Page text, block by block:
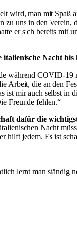
wird, man mit Spaß
uns in den
er sich bereits mit
Nacht
während COVID-19
Arbeit, die an den
ist mir auch selbst in
Freunde fehlen.“
dafür die
Nacht
hilft jedem. Es ist
lernt man ständig